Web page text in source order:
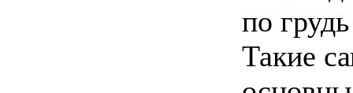
по
Такие